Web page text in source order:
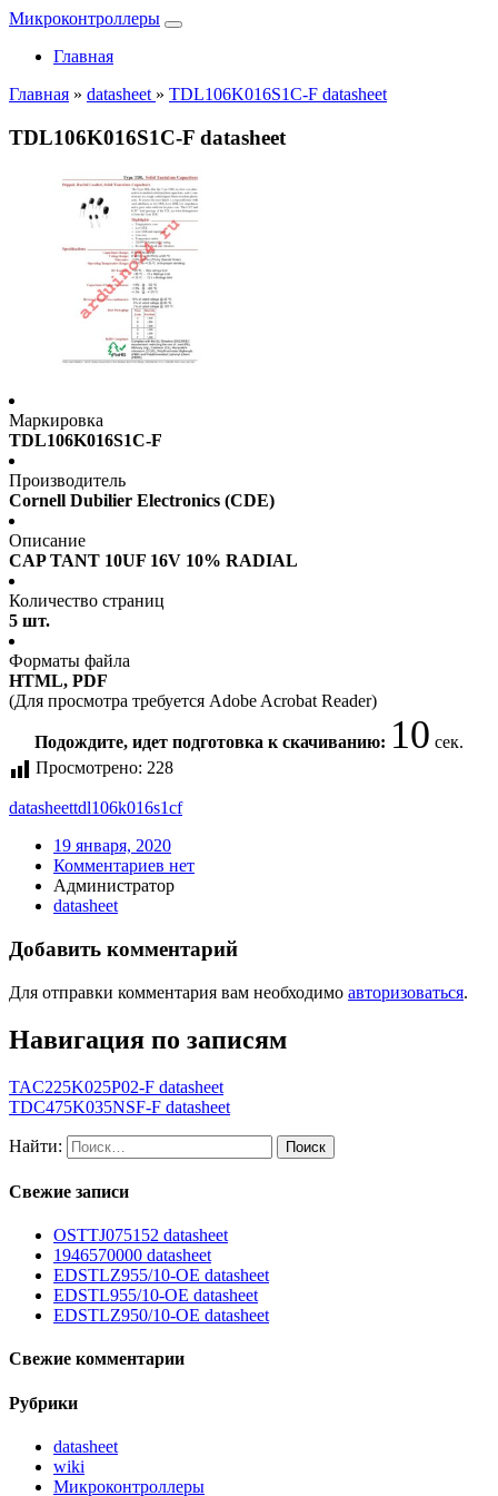
Микроконтроллеры
Главная
Главная » datasheet » TDL106K016S1C-F datasheet
TDL106K016S1C-F datasheet
Маркировка
TDL106K016S1C-F
Производитель
Cornell Dubilier Electronics (CDE)
Описание
CAP TANT 10UF 16V 10% RADIAL
Количество страниц
5 шт.
Форматы файла
HTML, PDF
(Для просмотра требуется Adobe Acrobat Reader)
Подождите, идет подготовка к скачиванию: 10 сек.
Просмотрено: 228
datasheettdl106k016s1cf
19 января, 2020
Комментариев нет
Администратор
datasheet
Добавить комментарий
Для отправки комментария вам необходимо авторизоваться.
Навигация по записям
TAC225K025P02-F datasheet
TDC475K035NSF-F datasheet
Найти:
Свежие записи
OSTTJ075152 datasheet
1946570000 datasheet
EDSTLZ955/10-OE datasheet
EDSTL955/10-OE datasheet
EDSTLZ950/10-OE datasheet
Свежие комментарии
Рубрики
datasheet
wiki
Микроконтроллеры